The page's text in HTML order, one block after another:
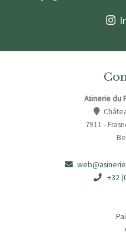
Asinerie du
7911 -
+32